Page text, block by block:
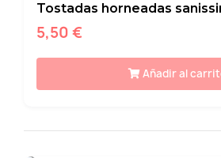
Tostadas horneadas
5,50 €
Añadir al